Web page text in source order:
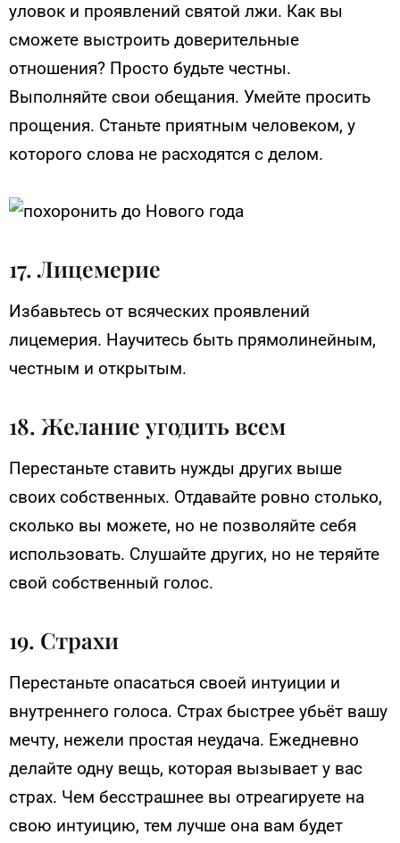
уловок и проявлений святой лжи. Как вы
сможете выстроить доверительные
отношения? Просто будьте честны.
Выполняйте свои обещания. Умейте просить
прощения. Станьте приятным человеком, у
которого слова не расходятся с делом.
17. Лицемерие
Избавьтесь от всяческих проявлений
лицемерия. Научитесь быть прямолинейным,
честным и открытым.
18. Желание угодить всем
Перестаньте ставить нужды других выше
своих собственных. Отдавайте ровно столько,
сколько вы можете, но не позволяйте себя
использовать. Слушайте других, но не теряйте
свой собственный голос.
19. Страхи
Перестаньте опасаться своей интуиции и
внутреннего голоса. Страх быстрее убьёт вашу
мечту, нежели простая неудача. Ежедневно
делайте одну вещь, которая вызывает у вас
страх. Чем бесстрашнее вы отреагируете на
свою интуицию, тем лучше она вам будет